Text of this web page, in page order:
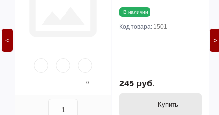
<
0
В наличии
Код товара: 1501
245 руб.
Купить
>